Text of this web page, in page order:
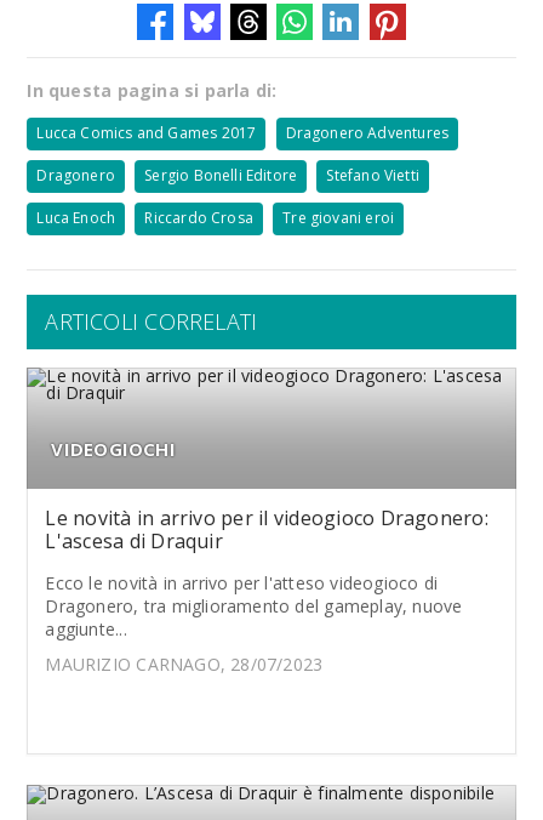
In questa pagina si parla di:
Lucca Comics and Games 2017 Dragonero Adventures
Dragonero Sergio Bonelli Editore Stefano Vietti
Luca Enoch Riccardo Crosa Tre giovani eroi
ARTICOLI CORRELATI
VIDEOGIOCHI
Le novità in arrivo per il videogioco Dragonero:
L'ascesa di Draquir
Ecco le novità in arrivo per l'atteso videogioco di
Dragonero, tra miglioramento del gameplay, nuove
aggiunte...
MAURIZIO CARNAGO, 28/07/2023